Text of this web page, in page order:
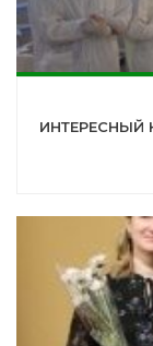
ИНТЕРЕСНЫЙ